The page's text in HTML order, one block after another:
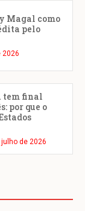
Magal como
pelo
2026
tem final
por que o
julho de 2026